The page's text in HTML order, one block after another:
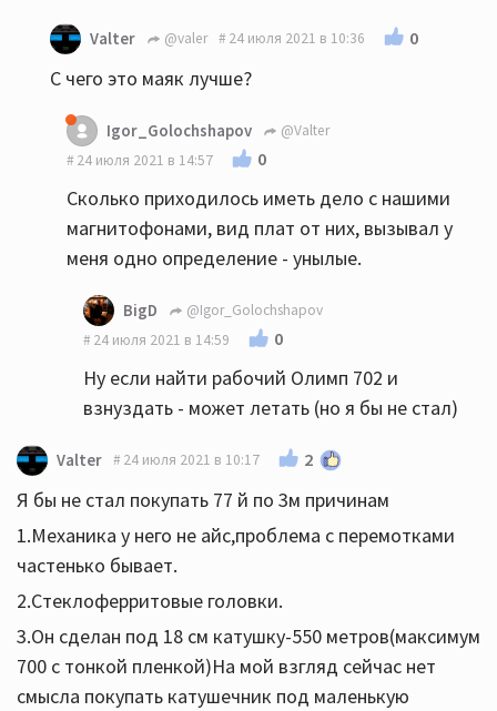
Valter @valer 24 июля 2021 в 10:36 0
С чего это маяк лучше?
Igor_Golochshapov
@Valter
24 июля 2021 в 14:57
0
Сколько приходилось иметь дело с нашими
магнитофонами, вид плат от них, вызывал у
меня одно определение - унылые.
BigD
@Igor_Golochshapov
24 июля 2021 в 14:59
0
Ну если найти рабочий Олимп 702 и
взнуздать - может летать (но я бы не стал)
Valter 24 июля 2021 в 10:17 2
Я бы не стал покупать 77 й по 3м причинам
1.Механика у него не айс,проблема с перемотками
частенько бывает.
2.Стеклоферритовые головки.
3.Он сделан под 18 см катушку-550 метров(максимум
700 с тонкой пленкой)На мой взгляд сейчас нет
смысла покупать катушечник под маленькую